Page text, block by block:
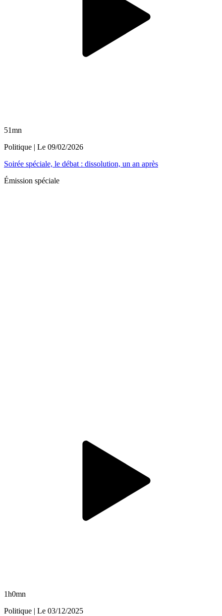
51mn
Politique | Le 09/02/2026
Soirée spéciale, le débat : dissolution, un an après
Émission spéciale
1h0mn
Politique | Le 03/12/2025